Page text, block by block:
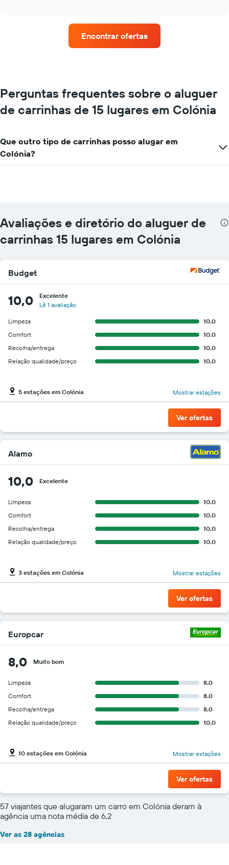
gráfico
apresenta
numa
abcissa
O
a-
cars
mais
ordenada
Encontrar ofertas
Perguntas frequentes sobre o aluguer
de carrinhas de 15 lugares em Colónia
Que outro tipo de carrinhas posso alugar em
Colónia?
Avaliações e diretório do aluguer de
carrinhas 15 lugares em Colónia
Budget
10,0
Excelente
Lê 1 avaliação
Limpeza
10.0
Comfort
10.0
Recolha/entrega
10.0
Relação qualidade/preço
10.0
5 estações em Colónia Mostrar estações
Ver ofertas
Alamo
10,0 Excelente
Limpeza
10.0
Comfort
10.0
Recolha/entrega
10.0
Relação qualidade/preço
10.0
3 estações em Colónia Mostrar estações
Ver ofertas
Europcar
8,0 Muito bom
Limpeza
8.0
Comfort
8.0
Recolha/entrega
8.0
Relação qualidade/preço
10.0
10 estações em Colónia Mostrar estações
Ver ofertas
57 viajantes que alugaram um carro em Colónia deram à
agência uma nota média de 6,2
Ver as 28 agências